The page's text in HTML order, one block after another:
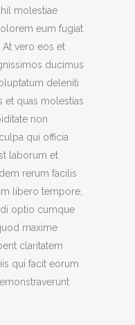
molestiae
eum fugiat
vero eos et
ducimus
deleniti
quas molestias
non
qui officia
laborum et
rerum facilis
libero tempore,
optio cumque
maxime
claritatem
qui facit eorum